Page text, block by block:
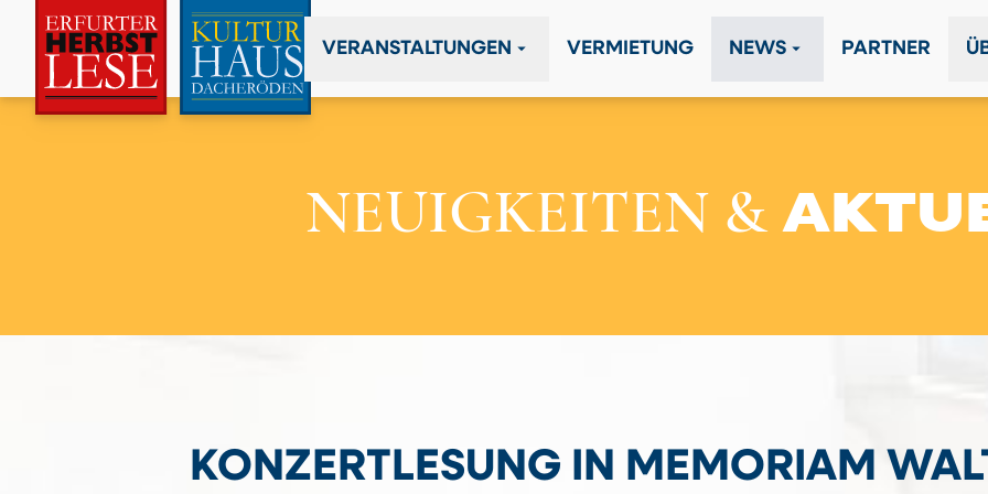
VERANSTALTUNGEN arrow_drop_down VERMIETUNG NEWS arrow_drop_down PARTNER
NEUIGKEITEN &
KONZERTLESUNG IN MEMORIAM